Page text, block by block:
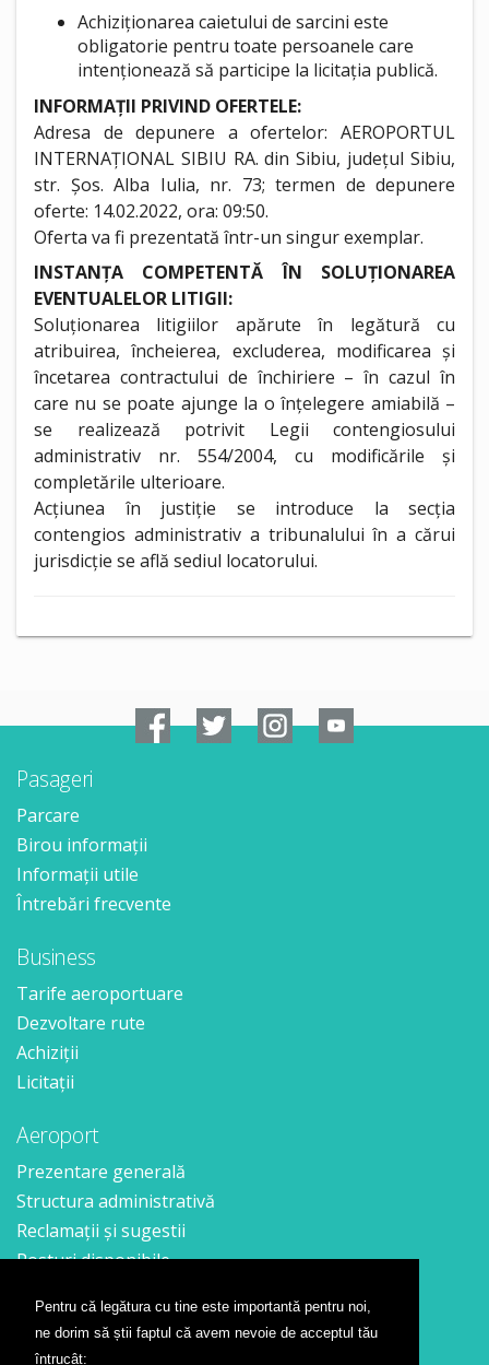
Pentru că legătura cu tine este importantă pentru noi,
ne dorim să știi faptul că avem nevoie de acceptul tău
întrucât:
Achiziționarea caietului de sarcini este
obligatorie pentru toate persoanele care
intenționează să participe la licitația publică.
INFORMAȚII PRIVIND OFERTELE:
Adresa de depunere a ofertelor: AEROPORTUL
INTERNAȚIONAL SIBIU RA. din Sibiu, județul Sibiu,
str. Șos. Alba Iulia, nr. 73; termen de depunere
oferte: 14.02.2022, ora: 09:50.
Oferta va fi prezentată într-un singur exemplar.
INSTANȚA COMPETENTĂ ÎN SOLUȚIONAREA
EVENTUALELOR LITIGII:
Soluționarea litigiilor apărute în legătură cu
atribuirea, încheierea, excluderea, modificarea și
încetarea contractului de închiriere – în cazul în
care nu se poate ajunge la o înțelegere amiabilă –
se realizează potrivit Legii contengiosului
administrativ nr. 554/2004, cu modificările și
completările ulterioare.
Acțiunea în justiție se introduce la secția
contengios administrativ a tribunalului în a cărui
jurisdicție se află sediul locatorului.
Pasageri
Parcare
Birou informații
Informații utile
Întrebări frecvente
Business
Tarife aeroportuare
Dezvoltare rute
Achiziții
Licitații
Aeroport
Prezentare generală
Structura administrativă
Reclamații și sugestii
Posturi disponibile
Contact
Formular contact